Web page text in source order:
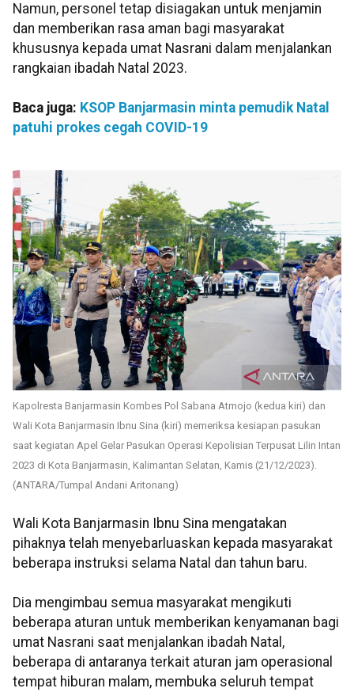
Namun, personel tetap disiagakan untuk menjamin
dan memberikan rasa aman bagi masyarakat
khususnya kepada umat Nasrani dalam menjalankan
rangkaian ibadah Natal 2023.
Baca juga: KSOP Banjarmasin minta pemudik Natal
patuhi prokes cegah COVID-19
Kapolresta Banjarmasin Kombes Pol Sabana Atmojo (kedua kiri) dan
Wali Kota Banjarmasin Ibnu Sina (kiri) memeriksa kesiapan pasukan
saat kegiatan Apel Gelar Pasukan Operasi Kepolisian Terpusat Lilin Intan
2023 di Kota Banjarmasin, Kalimantan Selatan, Kamis (21/12/2023).
(ANTARA/Tumpal Andani Aritonang)
Wali Kota Banjarmasin Ibnu Sina mengatakan
pihaknya telah menyebarluaskan kepada masyarakat
beberapa instruksi selama Natal dan tahun baru.
Dia mengimbau semua masyarakat mengikuti
beberapa aturan untuk memberikan kenyamanan bagi
umat Nasrani saat menjalankan ibadah Natal,
beberapa di antaranya terkait aturan jam operasional
tempat hiburan malam, membuka seluruh tempat